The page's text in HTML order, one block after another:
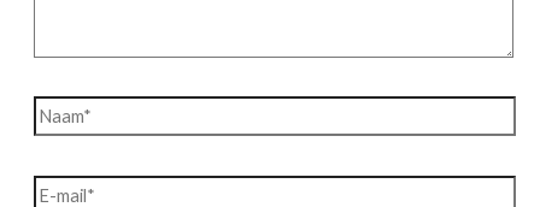
Naam*
E-